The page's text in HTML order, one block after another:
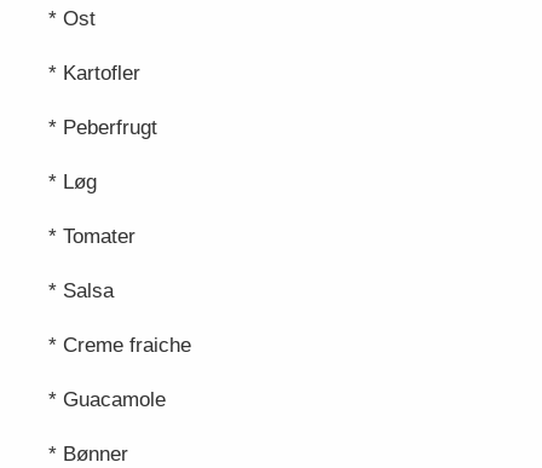
* Ost
* Kartofler
* Peberfrugt
* Løg
* Tomater
* Salsa
* Creme fraiche
* Guacamole
* Bønner